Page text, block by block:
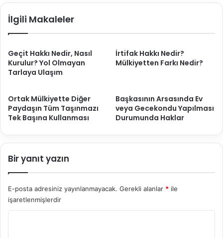
İlgili Makaleler
Geçit Hakkı Nedir, Nasıl
Kurulur? Yol Olmayan
Tarlaya Ulaşım
İrtifak Hakkı Nedir?
Mülkiyetten Farkı Nedir?
Ortak Mülkiyette Diğer
Paydaşın Tüm Taşınmazı
Tek Başına Kullanması
Başkasının Arsasında Ev
veya Gecekondu Yapılması
Durumunda Haklar
Bir yanıt yazın
E-posta adresiniz yayınlanmayacak. Gerekli alanlar * ile
işaretlenmişlerdir